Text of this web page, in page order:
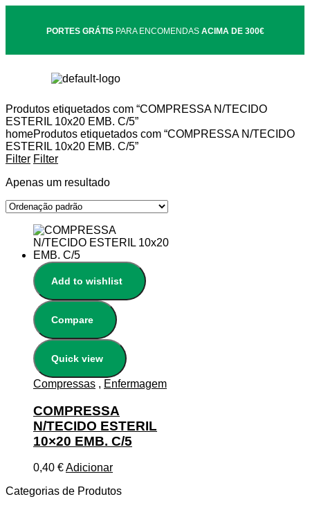
PORTES GRÁTISPARA ENCOMENDAS ACIMA DE 300€
Produtos etiquetados com “COMPRESSA N/TECIDO
ESTERIL 10x20 EMB. C/5”
homeProdutos etiquetados com “COMPRESSA N/TECIDO
ESTERIL 10x20 EMB. C/5”
Filter Filter
Apenas um resultado
Add to wishlist
Compare
Quick view
Compressas , Enfermagem
COMPRESSA
N/TECIDO ESTERIL
10×20 EMB. C/5
0,40 €Adicionar
Categorias de Produtos